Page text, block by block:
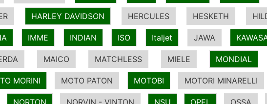
HARLEY DAVIDSON HERCULES HESKETH
IMME INDIAN ISO Italjet JAWA
MAICO MATCHLESS MIELE MONDIAL
MORINI MOTO PATON MOTOBI MOTORI MINARELLI
NORTON NORVIN - VINTON NSU OPEL OSSA